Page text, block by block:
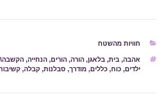
קטגוריות
חוויות מהשטח
תגיות
אהבה,בית,בלאגן,הורה,הורים,הנחייה,
ילדים,כוח,כללים,מודרך, סבלנות,קבלה,